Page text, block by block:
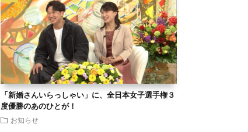
「新婚さんいらっしゃい」に、全日本女子選手権３
度優勝のあのひとが！
お知らせ